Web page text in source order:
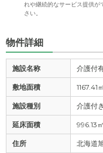
れや継続的なサービス提供が
さい。
物件詳細
施設名称 介護付
敷地面積 1167.41㎡
施設種別 介護付
延床面積 996.13㎡
住所 北海道